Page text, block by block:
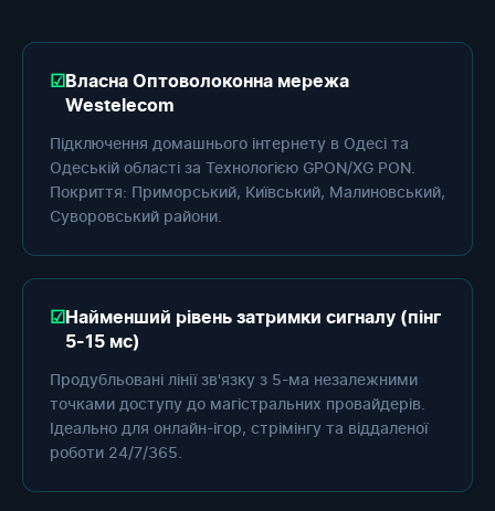
Власна Оптоволоконна мережа
Westelecom
Підключення домашнього інтернету в Одесі та
Одеській області за Технологією GPON/XG PON.
Покриття: Приморський, Київський, Малиновський,
Суворовський райони.
Найменший рівень затримки сигналу (пінг
5-15 мс)
Продубльовані лінії зв'язку з 5-ма незалежними
точками доступу до магістральних провайдерів.
Ідеально для онлайн-ігор, стрімінгу та віддаленої
роботи 24/7/365.